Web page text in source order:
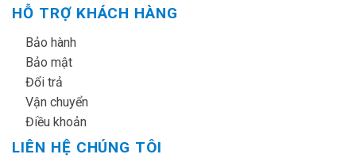
HỖ TRỢ KHÁCH HÀNG
Bảo hành
Bảo mật
Đổi trả
Vận chuyển
Điều khoản
LIÊN HỆ CHÚNG TÔI